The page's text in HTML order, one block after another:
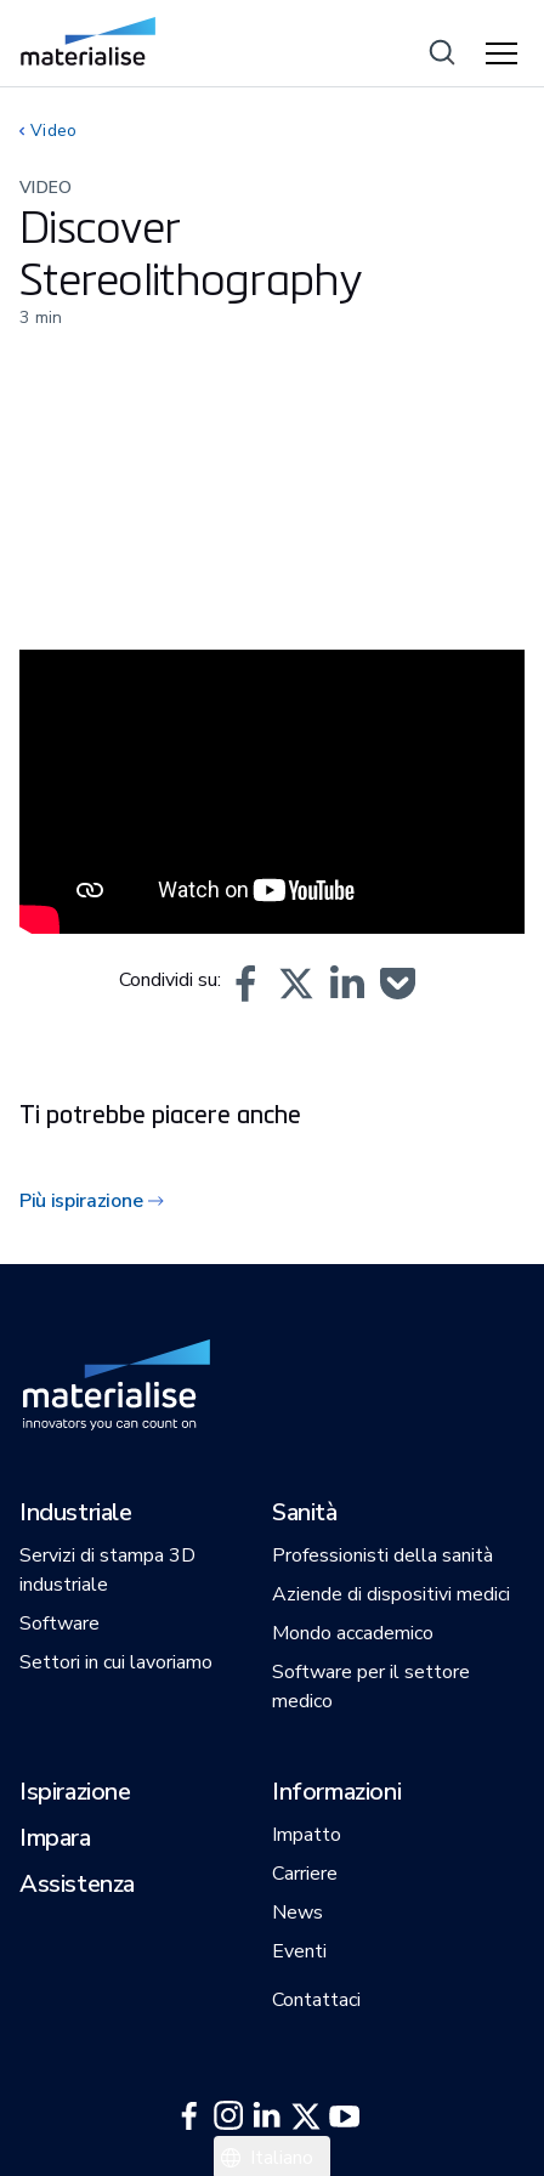
Video
VIDEO
Discover
Stereolithography
3 min
Condividi su:
Ti potrebbe piacere anche
Più ispirazione
Industriale
Servizi di stampa 3D
industriale
Software
Settori in cui lavoriamo
Sanità
Professionisti della sanità
Aziende di dispositivi medici
Mondo accademico
Software per il settore
medico
Ispirazione
Impara
Assistenza
Informazioni
Impatto
Carriere
News
Eventi
Contattaci